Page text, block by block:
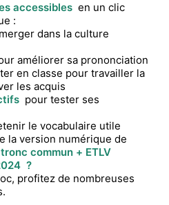
accessibles en un clic
:
dans la culture
améliorer sa prononciation
en classe pour travailler la
les acquis
pour tester ses
le vocabulaire utile
la version numérique de
commun + ETLV
?
profitez de nombreuses